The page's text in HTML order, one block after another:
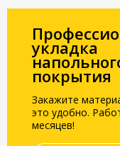
укладка
покрытия
Закажите
это удобно.
месяцев!